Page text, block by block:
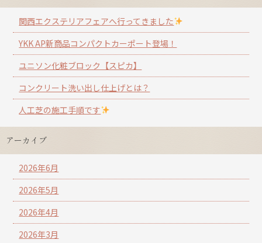
関西エクステリアフェアへ行ってきました
YKK AP新商品コンパクトカーポート登場！
ユニソン化粧ブロック【スピカ】
コンクリート洗い出し仕上げとは？
人工芝の施工手順です
アーカイブ
2026年6月
2026年5月
2026年4月
2026年3月